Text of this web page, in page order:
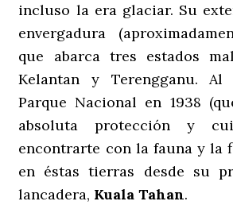
incluso la era glaciar. Su
envergadura
que abarca tres estados
Kelantan y Terengganu. Al
Parque Nacional en 1938
absoluta protección y
encontrarte con la fauna y la
en éstas tierras desde su
lancadera, Kuala Tahan.